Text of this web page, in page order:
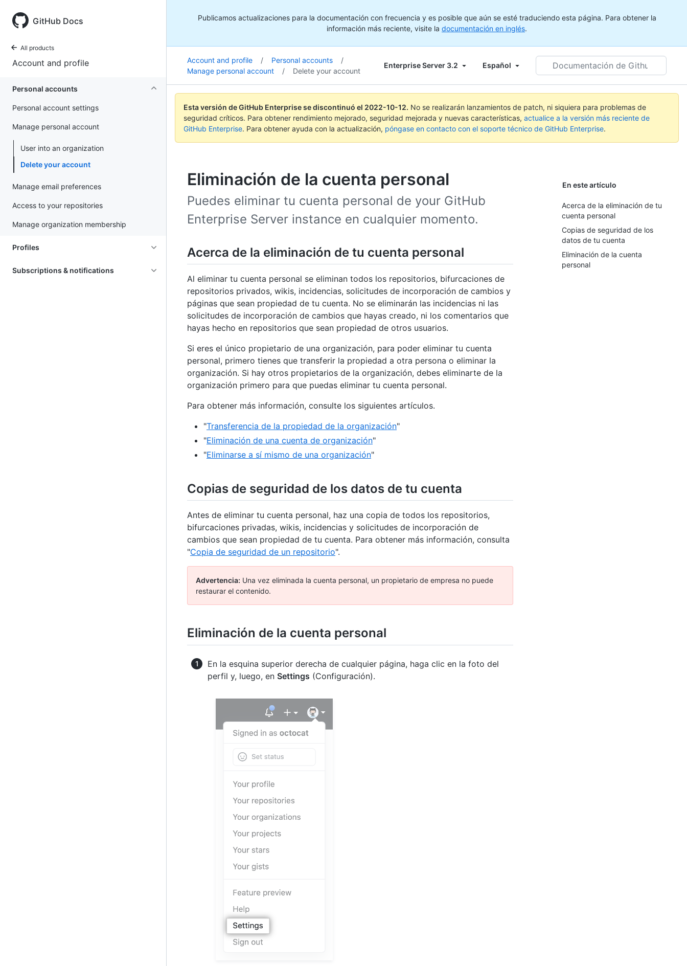
GitHub Docs
All products
Account and profile
Personal accounts
Personal account settings
Manage personal account
User into an organization
Delete your account
Manage email preferences
Access to your repositories
Manage organization membership
Profiles
Subscriptions & notifications
Publicamos actualizaciones para la documentación con frecuencia y es posible que aún se esté traduciendo esta página. Para obtener la
información más reciente, visite la documentación en inglés.
Account and profile / Personal accounts
/
Manage personal account
/ Delete your account
Enterprise Server 3.2 Español
Documentación
de
de
búsqueda
Esta versión de GitHub Enterprise se discontinuó el 2022-10-12. No se realizarán lanzamientos de patch, ni siquiera para problemas de
seguridad críticos. Para obtener rendimiento mejorado, seguridad mejorada y nuevas características, actualice a la versión más reciente de
GitHub Enterprise. Para obtener ayuda con la actualización, póngase en contacto con el soporte técnico de GitHub Enterprise.
Eliminación de la cuenta personal En este artículo
Acerca de la eliminación de tu
cuenta personal
Copias de seguridad de los
datos de tu cuenta
Eliminación de la cuenta
personal
Puedes eliminar tu cuenta personal de your GitHub
Enterprise Server instance en cualquier momento.
Acerca de la eliminación de tu cuenta personal
Al eliminar tu cuenta personal se eliminan todos los repositorios, bifurcaciones de
repositorios privados, wikis, incidencias, solicitudes de incorporación de cambios y
páginas que sean propiedad de tu cuenta. No se eliminarán las incidencias ni las
solicitudes de incorporación de cambios que hayas creado, ni los comentarios que
hayas hecho en repositorios que sean propiedad de otros usuarios.
Si eres el único propietario de una organización, para poder eliminar tu cuenta
personal, primero tienes que transferir la propiedad a otra persona o eliminar la
organización. Si hay otros propietarios de la organización, debes eliminarte de la
organización primero para que puedas eliminar tu cuenta personal.
Para obtener más información, consulte los siguientes artículos.
"Transferencia de la propiedad de la organización"
"Eliminación de una cuenta de organización"
"Eliminarse a sí mismo de una organización"
Copias de seguridad de los datos de tu cuenta
Antes de eliminar tu cuenta personal, haz una copia de todos los repositorios,
bifurcaciones privadas, wikis, incidencias y solicitudes de incorporación de
cambios que sean propiedad de tu cuenta. Para obtener más información, consulta
"Copia de seguridad de un repositorio".
Advertencia: Una vez eliminada la cuenta personal, un propietario de empresa no puede
restaurar el contenido.
Eliminación de la cuenta personal
En la esquina superior derecha de cualquier página, haga clic en la foto del
perfil y, luego, en Settings (Configuración).